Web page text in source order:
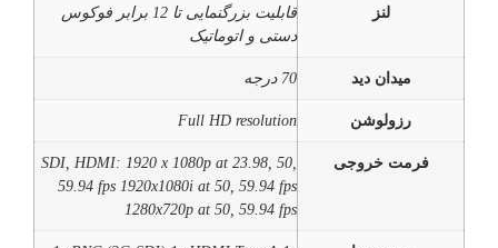
لنز
قابلیت بزرگنمایی تا 12 برابر فوکوس
دستی و اتوماتیک
میدان دید 70 درجه
رزولوشن Full HD resolution
فرمت خروجی
SDI, HDMI: 1920 x 1080p at 23.98, 50,
59.94 fps 1920x1080i at 50, 59.94 fps
1280x720p at 50, 59.94 fps